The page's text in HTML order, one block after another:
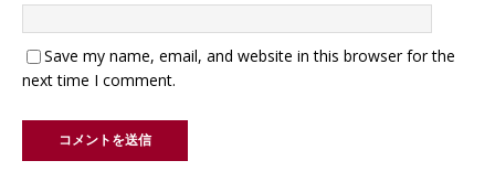
Save my name, email, and website in this browser for the
next time I comment.